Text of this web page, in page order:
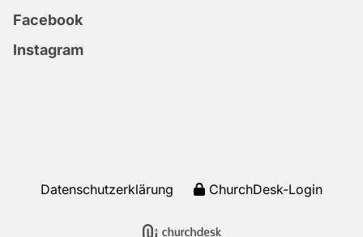
Facebook
Instagram
Datenschutzerklärung ChurchDesk-Login